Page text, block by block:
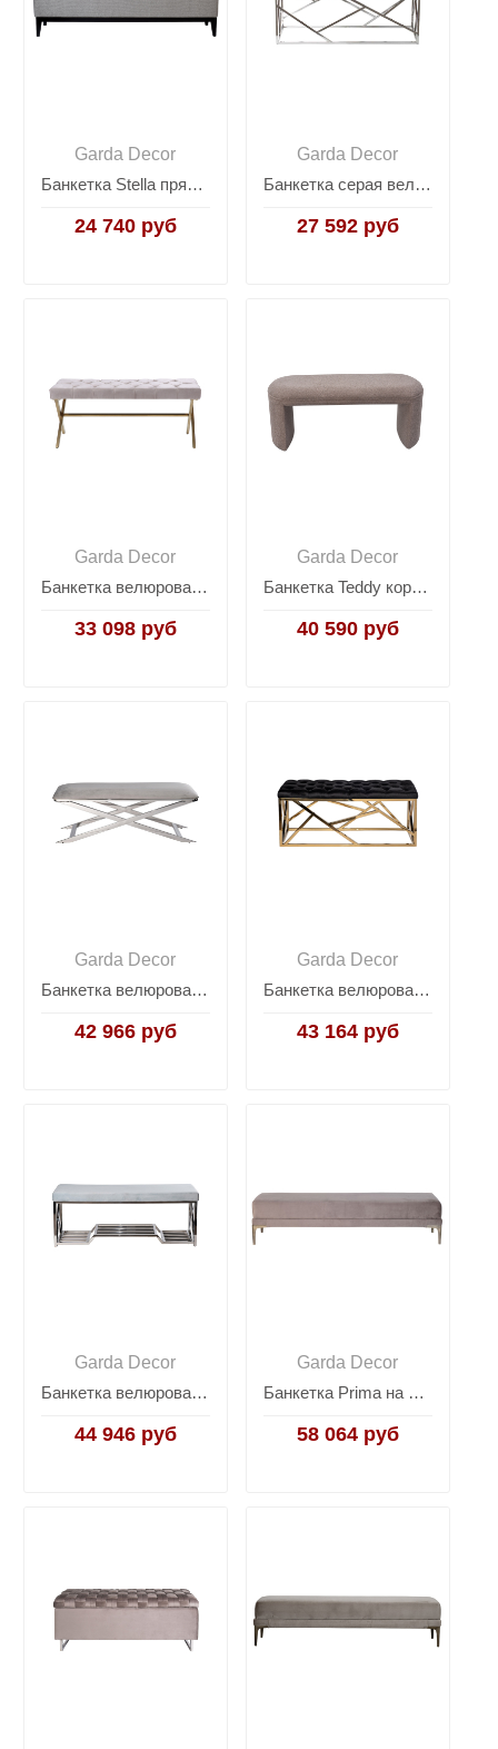
Garda Decor
Банкетка Stella прямоугольная GD-STELLA-160-3
24 740 руб
Garda Decor
Банкетка серая велюровая GY-BEN7834-GR
27 592 руб
Garda Decor
Банкетка велюровая бежевая N-2133BANK-BEG
33 098 руб
Garda Decor
Банкетка Teddy коричнево-серая N-55700
40 590 руб
Garda Decor
Банкетка велюровая светло-серая/хром 47ED-019BAN-SVSER
42 966 руб
Garda Decor
Банкетка велюровая черная/золото 76AR-7160BAN-CHERN
43 164 руб
Garda Decor
Банкетка велюровая голубая/хром 47ED-010BAN-GLB
44 946 руб
Garda Decor
Банкетка Prima на металлических опорах серо-бежевая PRIMA-Б160-2К-Серо/беж-Роман23
58 064 руб